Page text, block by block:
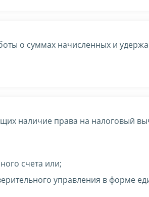
о суммах начисленных и
наличие права на налоговый
счета или;
управления в форме